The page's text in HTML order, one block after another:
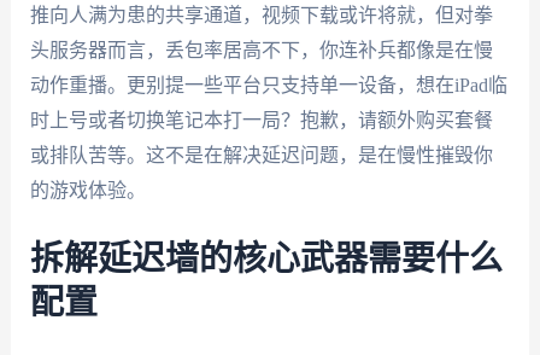
推向人满为患的共享通道，视频下载或许将就，但对拳
头服务器而言，丢包率居高不下，你连补兵都像是在慢
动作重播。更别提一些平台只支持单一设备，想在iPad临
时上号或者切换笔记本打一局？抱歉，请额外购买套餐
或排队苦等。这不是在解决延迟问题，是在慢性摧毁你
的游戏体验。
拆解延迟墙的核心武器需要什么
配置